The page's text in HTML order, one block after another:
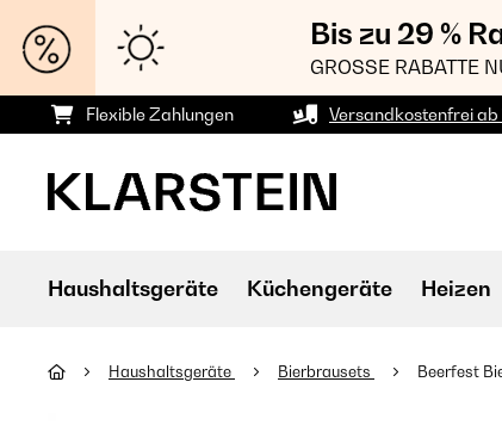
Bis zu 29 %
GROSSE RABATTE
Flexible Zahlungen Versandkostenfrei ab
Haushaltsgeräte Küchengeräte Heizen
Haushaltsgeräte Bierbrausets Beerfest